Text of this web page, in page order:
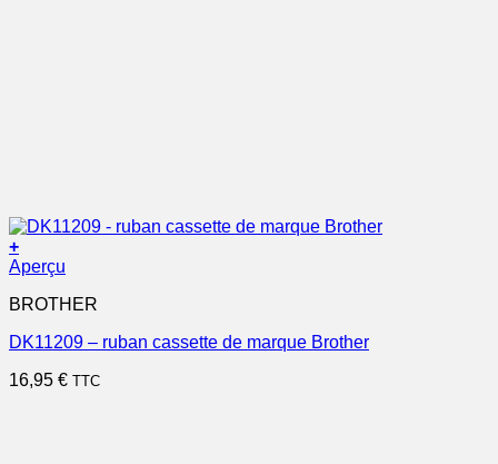
+
Aperçu
BROTHER
DK11209 – ruban cassette de marque Brother
16,95 € TTC